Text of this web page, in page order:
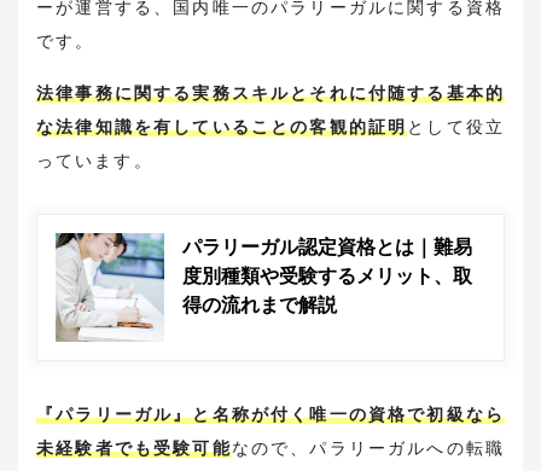
ーが運営する、国内唯一のパラリーガルに関する資格
です。
法律事務に関する実務スキルとそれに付随する基本的
な法律知識を有していることの客観的証明として役立
っています。
パラリーガル認定資格とは｜難易
度別種類や受験するメリット、取
得の流れまで解説
『パラリーガル』と名称が付く唯一の資格で初級なら
未経験者でも受験可能なので、パラリーガルへの転職